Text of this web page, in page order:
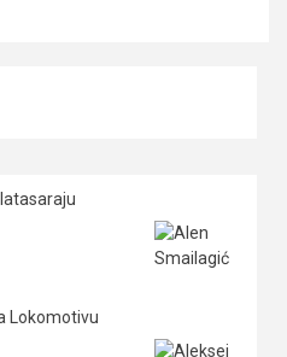
Lokomotivu